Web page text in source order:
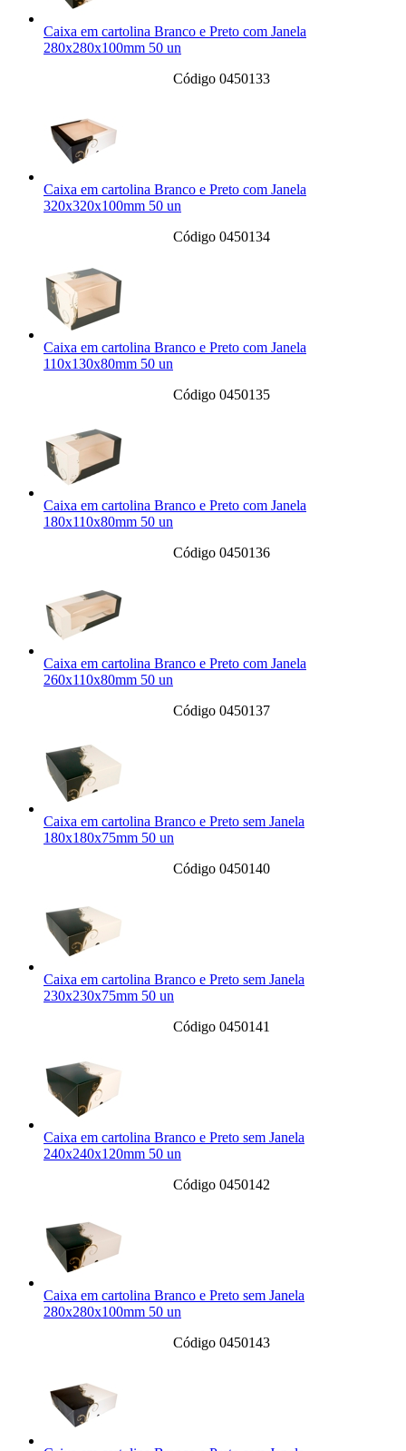
Caixa em cartolina Branco e Preto com Janela
280x280x100mm 50 un
Código 0450133
Caixa em cartolina Branco e Preto com Janela
320x320x100mm 50 un
Código 0450134
Caixa em cartolina Branco e Preto com Janela
110x130x80mm 50 un
Código 0450135
Caixa em cartolina Branco e Preto com Janela
180x110x80mm 50 un
Código 0450136
Caixa em cartolina Branco e Preto com Janela
260x110x80mm 50 un
Código 0450137
Caixa em cartolina Branco e Preto sem Janela
180x180x75mm 50 un
Código 0450140
Caixa em cartolina Branco e Preto sem Janela
230x230x75mm 50 un
Código 0450141
Caixa em cartolina Branco e Preto sem Janela
240x240x120mm 50 un
Código 0450142
Caixa em cartolina Branco e Preto sem Janela
280x280x100mm 50 un
Código 0450143